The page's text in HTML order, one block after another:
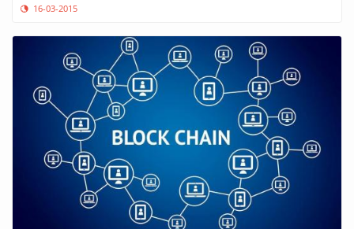
16-03-2015